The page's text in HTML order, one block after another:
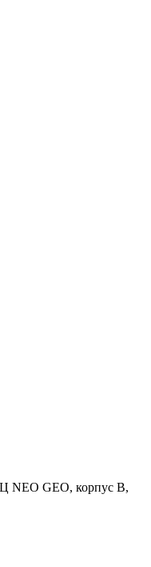
NEO GEO, корпус В,